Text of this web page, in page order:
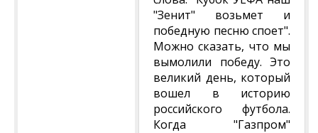
"Зенит" возьмет и
победную песню споет".
Можно сказать, что мы
вымолили победу. Это
великий день, который
вошел в историю
российского футбола.
Когда "Газпром"